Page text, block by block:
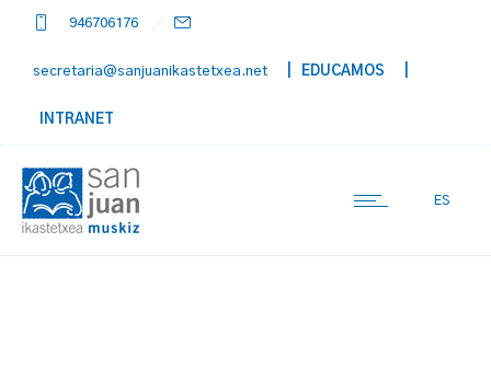
946706176
secretaria@sanjuanikastetxea.net | EDUCAMOS
INTRANET
ES